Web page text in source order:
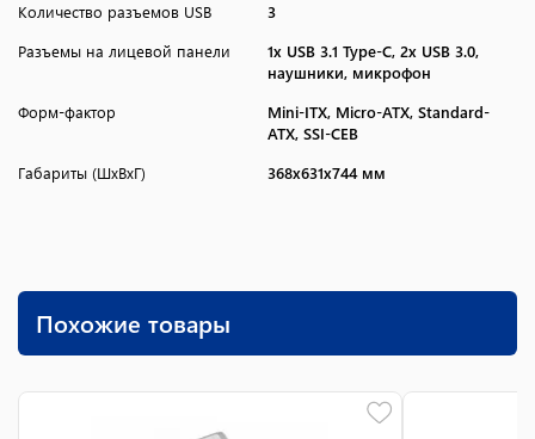
Количество разъемов USB
3
Разъемы на лицевой панели
1x USB 3.1 Type-C, 2x USB 3.0,
наушники, микрофон
Форм-фактор
Mini-ITX, Micro-ATX, Standard-
ATX, SSI-CEB
Габариты (ШхВхГ)
368x631x744 мм
Похожие товары